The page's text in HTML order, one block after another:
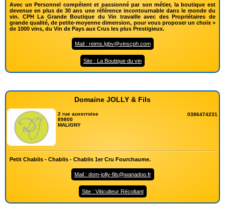
Avec un Personnel compétent et passionné par son métier, la boutique est
devenue en plus de 30 ans une référence incontournable dans le monde du
vin. CPH La Grande Boutique du Vin travaille avec des Propriétaires de
grande qualité, de petite-moyenne dimension, pour vous proposer un choix +
de 1000 vins, du Vin de Pays aux Crus les plus Prestigieux.
Mail : reims.lgbv@vinscph.com
Site : La Boutique du vin
Domaine JOLLY & Fils
2 rue auxerroise
89800
MALIGNY
0386474231
Petit Chablis - Chablis - Chablis 1er Cru Fourchaume.
Mail : dom-jolly-fils@wanadoo.fr
Site : Viticulteur Récoltant